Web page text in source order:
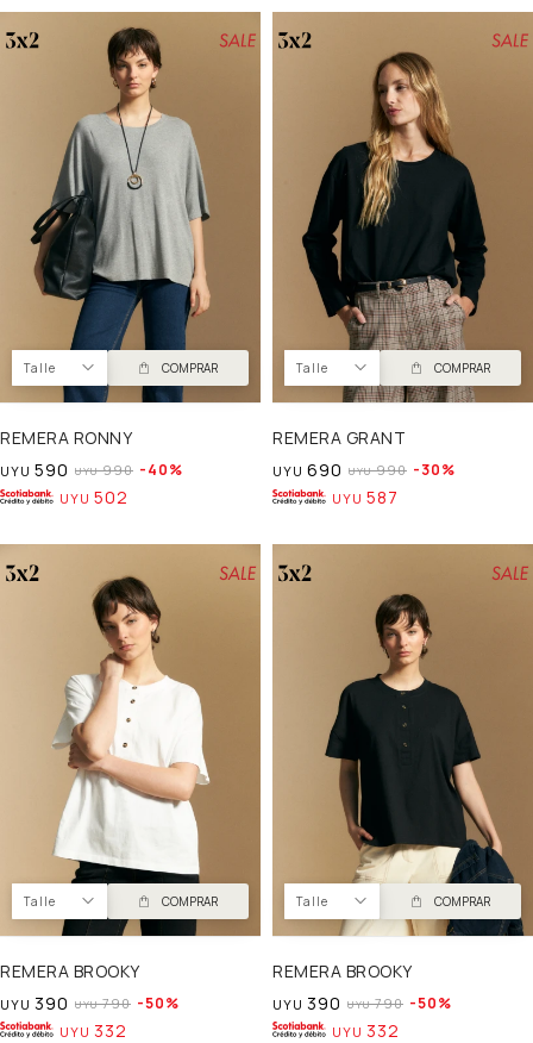
Talle COMPRAR
REMERA RONNY
UYU 590 UYU 990 40
UYU 502
Talle COMPRAR
REMERA GRANT
UYU 690 UYU 990 30
UYU 587
Talle COMPRAR
REMERA BROOKY
UYU 390 UYU 790 50
UYU 332
Talle COMPRAR
REMERA BROOKY
UYU 390 UYU 790 50
UYU 332